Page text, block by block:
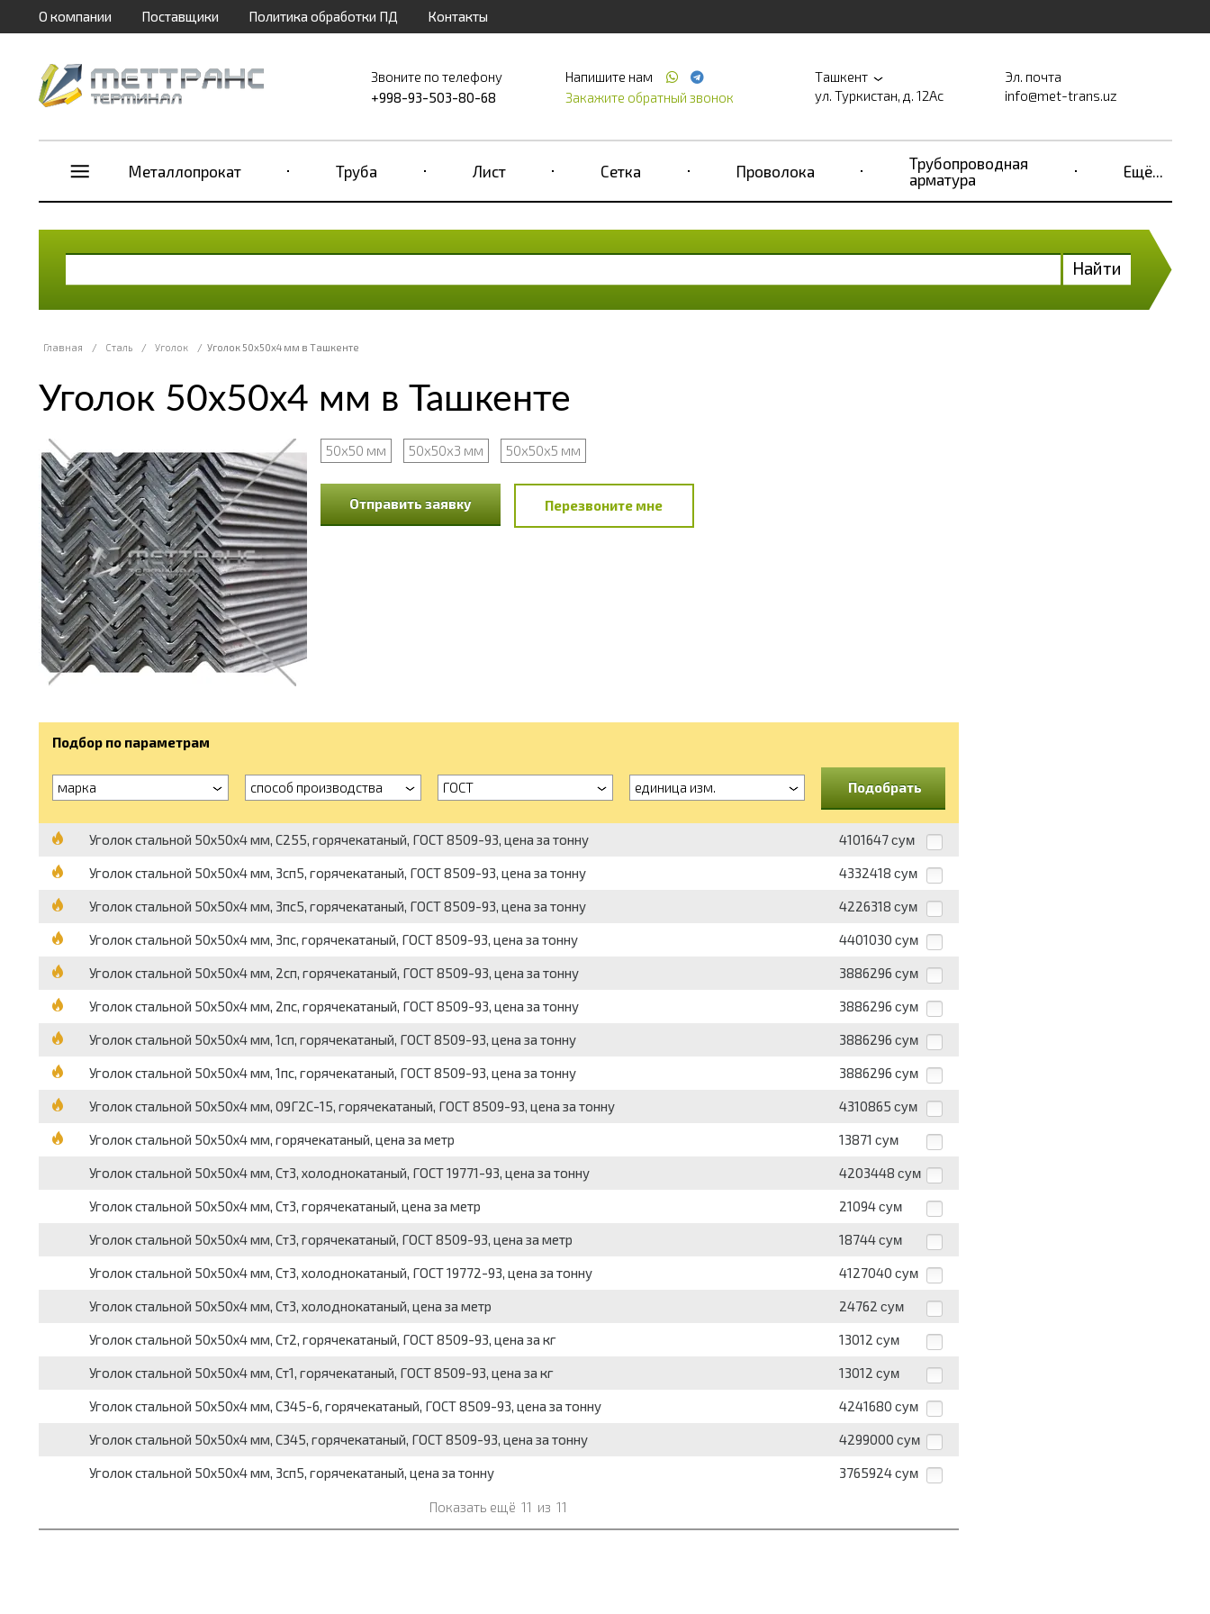
О компании Поставщики Политика обработки ПД Контакты
Звоните по телефону
+998-93-503-80-68
Напишите нам
Закажите обратный звонок
Ташкент
ул. Туркистан, д. 12Ас
Эл. почта
info@met-trans.uz
Металлопрокат Труба Лист Сетка Проволока
Трубопроводная
арматура
Ещё...
Найти
Главная / Сталь / Уголок / Уголок 50х50х4 мм в Ташкенте
Уголок 50х50х4 мм в Ташкенте
50x50 мм 50х50х3 мм 50х50х5 мм
Отправить заявку Перезвоните мне
Подбор по параметрам
марка способ производства ГОСТ единица изм. Подобрать
Уголок стальной 50х50х4 мм, С255, горячекатаный, ГОСТ 8509-93, цена за тонну 4101647 сум
Уголок стальной 50х50х4 мм, 3сп5, горячекатаный, ГОСТ 8509-93, цена за тонну 4332418 сум
Уголок стальной 50х50х4 мм, 3пс5, горячекатаный, ГОСТ 8509-93, цена за тонну 4226318 сум
Уголок стальной 50х50х4 мм, 3пс, горячекатаный, ГОСТ 8509-93, цена за тонну 4401030 сум
Уголок стальной 50х50х4 мм, 2сп, горячекатаный, ГОСТ 8509-93, цена за тонну 3886296 сум
Уголок стальной 50х50х4 мм, 2пс, горячекатаный, ГОСТ 8509-93, цена за тонну 3886296 сум
Уголок стальной 50х50х4 мм, 1сп, горячекатаный, ГОСТ 8509-93, цена за тонну 3886296 сум
Уголок стальной 50х50х4 мм, 1пс, горячекатаный, ГОСТ 8509-93, цена за тонну 3886296 сум
Уголок стальной 50х50х4 мм, 09Г2С-15, горячекатаный, ГОСТ 8509-93, цена за тонну 4310865 сум
Уголок стальной 50х50х4 мм, горячекатаный, цена за метр 13871 сум
Уголок стальной 50х50х4 мм, Ст3, холоднокатаный, ГОСТ 19771-93, цена за тонну 4203448 сум
Уголок стальной 50х50х4 мм, Ст3, горячекатаный, цена за метр 21094 сум
Уголок стальной 50х50х4 мм, Ст3, горячекатаный, ГОСТ 8509-93, цена за метр 18744 сум
Уголок стальной 50х50х4 мм, Ст3, холоднокатаный, ГОСТ 19772-93, цена за тонну 4127040 сум
Уголок стальной 50х50х4 мм, Ст3, холоднокатаный, цена за метр 24762 сум
Уголок стальной 50х50х4 мм, Ст2, горячекатаный, ГОСТ 8509-93, цена за кг 13012 сум
Уголок стальной 50х50х4 мм, Ст1, горячекатаный, ГОСТ 8509-93, цена за кг 13012 сум
Уголок стальной 50х50х4 мм, С345-6, горячекатаный, ГОСТ 8509-93, цена за тонну 4241680 сум
Уголок стальной 50х50х4 мм, С345, горячекатаный, ГОСТ 8509-93, цена за тонну 4299000 сум
Уголок стальной 50х50х4 мм, 3сп5, горячекатаный, цена за тонну 3765924 сум
Показать ещё 11 из 11